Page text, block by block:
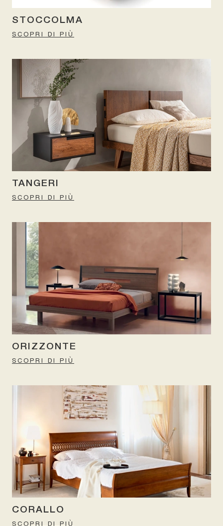
STOCCOLMA
SCOPRI DI PIÙ
TANGERI
SCOPRI DI PIÙ
ORIZZONTE
SCOPRI DI PIÙ
CORALLO
SCOPRI DI PIÙ